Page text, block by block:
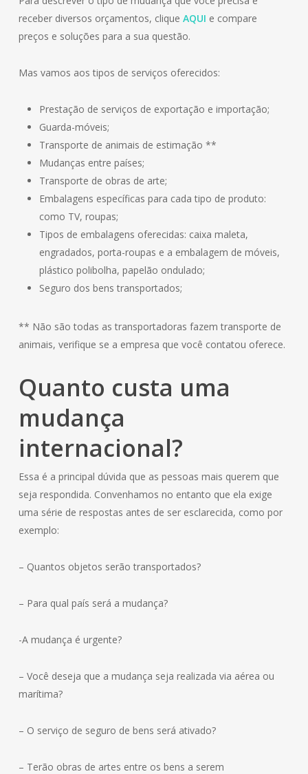
receber diversos orçamentos, clique AQUI e compare
preços e soluções para a sua questão.
Mas vamos aos tipos de serviços oferecidos:
Prestação de serviços de exportação e importação;
Guarda-móveis;
Transporte de animais de estimação **
Mudanças entre países;
Transporte de obras de arte;
Embalagens específicas para cada tipo de produto:
como TV, roupas;
Tipos de embalagens oferecidas: caixa maleta,
engradados, porta-roupas e a embalagem de móveis,
plástico polibolha, papelão ondulado;
Seguro dos bens transportados;
** Não são todas as transportadoras fazem transporte de
animais, verifique se a empresa que você contatou oferece.
Quanto custa uma
mudança
internacional?
Essa é a principal dúvida que as pessoas mais querem que
seja respondida. Convenhamos no entanto que ela exige
uma série de respostas antes de ser esclarecida, como por
exemplo:
– Quantos objetos serão transportados?
– Para qual país será a mudança?
-A mudança é urgente?
– Você deseja que a mudança seja realizada via aérea ou
marítima?
– O serviço de seguro de bens será ativado?
– Terão obras de artes entre os bens a serem